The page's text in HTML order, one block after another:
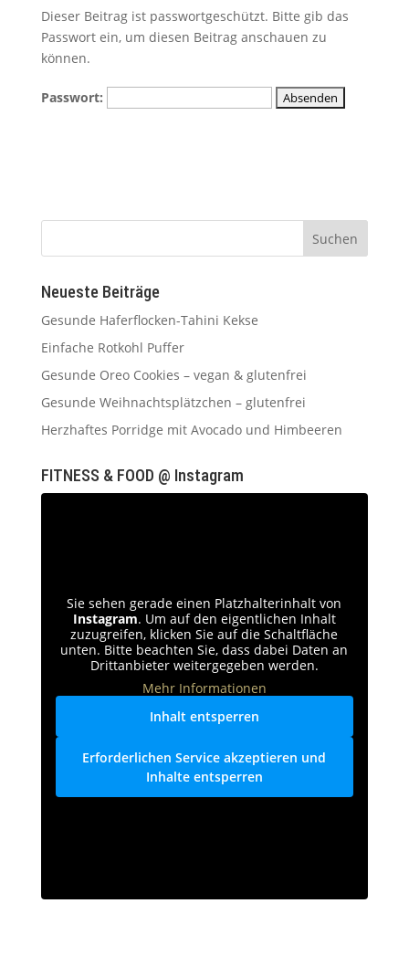
Dieser Beitrag ist passwortgeschützt. Bitte gib das
Passwort ein, um diesen Beitrag anschauen zu
können.
Passwort:
Neueste Beiträge
Gesunde Haferflocken-Tahini Kekse
Einfache Rotkohl Puffer
Gesunde Oreo Cookies – vegan & glutenfrei
Gesunde Weihnachtsplätzchen – glutenfrei
Herzhaftes Porridge mit Avocado und Himbeeren
FITNESS & FOOD @ Instagram
Sie sehen gerade einen Platzhalterinhalt von
Instagram. Um auf den eigentlichen Inhalt
zuzugreifen, klicken Sie auf die Schaltfläche
unten. Bitte beachten Sie, dass dabei Daten an
Drittanbieter weitergegeben werden.
Mehr Informationen
Inhalt entsperren
Erforderlichen Service akzeptieren und
Inhalte entsperren